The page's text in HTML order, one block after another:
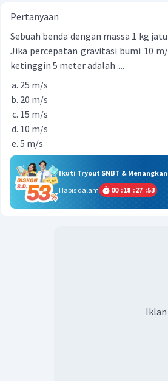
Pertanyaan
Sebuah benda dengan massa 1 kg
Jika percepatan gravitasi bumi 10
ketinggin 5 meter adalah ....
25 m/s
20 m/s
15 m/s
10 m/s
5 m/s
Ikuti Tryout SNBT &
Habis dalam
00 :18 :27 :52
Iklan